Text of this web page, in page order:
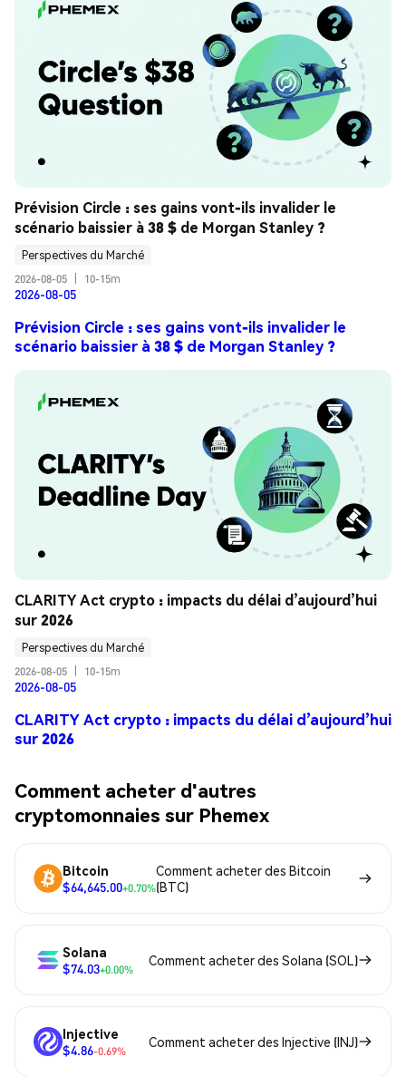
Prévision Circle : ses gains vont-ils invalider le
scénario baissier à 38 $ de Morgan Stanley ?
Perspectives du Marché
2026-08-05
10-15m
2026-08-05
Prévision Circle : ses gains vont-ils invalider le
scénario baissier à 38 $ de Morgan Stanley ?
CLARITY Act crypto : impacts du délai d’aujourd’hui
sur 2026
Perspectives du Marché
2026-08-05
10-15m
2026-08-05
CLARITY Act crypto : impacts du délai d’aujourd’hui
sur 2026
Comment acheter d'autres
cryptomonnaies sur Phemex
Bitcoin
$64,645.00+0.70%
Comment acheter des Bitcoin
(BTC)
Solana
$74.03+0.00%
Comment acheter des Solana (SOL)
Injective
$4.86-0.69%
Comment acheter des Injective (INJ)